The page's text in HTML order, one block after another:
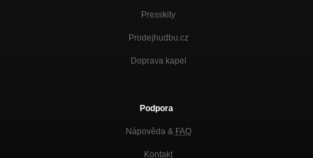
Presskity
Prodejhudbu.cz
Doprava kapel
Podpora
Nápověda & FAQ
Kontakt